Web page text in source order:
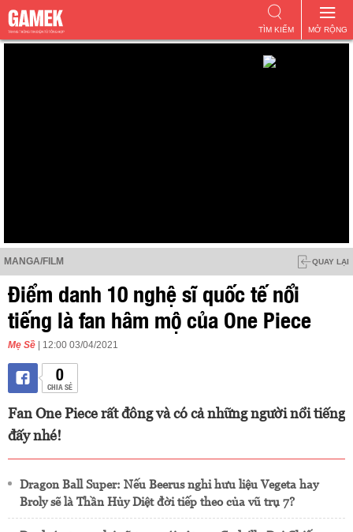
MỞ RỘNG
TÌM KIẾM
MANGA/FILM QUAY LẠI
Điểm danh 10 nghệ sĩ quốc tế nổi
tiếng là fan hâm mộ của One Piece
Mẹ Sề | 12:00 03/04/2021
0
CHIA SẺ
Fan One Piece rất đông và có cả những người nổi tiếng
đấy nhé!
Dragon Ball Super: Nếu Beerus nghỉ hưu liệu Vegeta hay
Broly sẽ là Thần Hủy Diệt đời tiếp theo của vũ trụ 7?